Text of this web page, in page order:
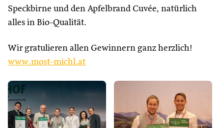
Speckbirne und den Apfelbrand Cuvée, natürlich
alles in Bio-Qualität.
Wir gratulieren allen Gewinnern ganz herzlich!
www.most-michl.at